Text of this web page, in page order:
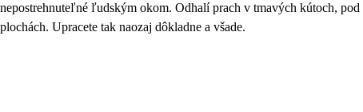
nepostrehnuteľné ľudským okom. Odhalí prach v tmavých kútoch,
plochách. Upracete tak naozaj dôkladne a všade.